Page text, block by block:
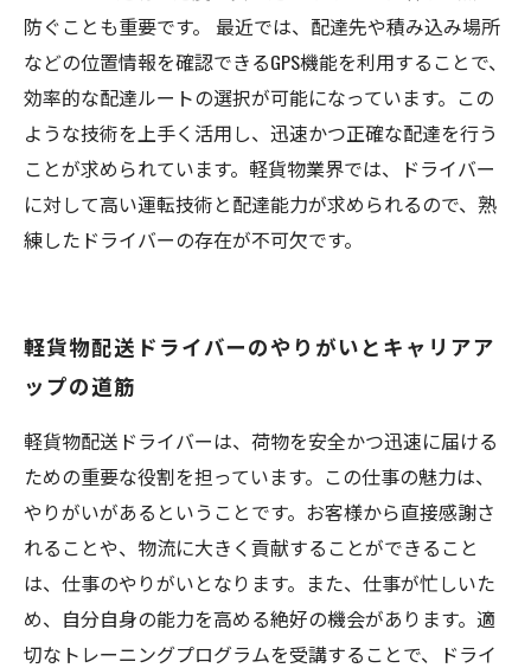
防ぐことも重要です。 最近では、配達先や積み込み場所
などの位置情報を確認できるGPS機能を利用することで、
効率的な配達ルートの選択が可能になっています。この
ような技術を上手く活用し、迅速かつ正確な配達を行う
ことが求められています。軽貨物業界では、ドライバー
に対して高い運転技術と配達能力が求められるので、熟
練したドライバーの存在が不可欠です。
軽貨物配送ドライバーのやりがいとキャリアア
ップの道筋
軽貨物配送ドライバーは、荷物を安全かつ迅速に届ける
ための重要な役割を担っています。この仕事の魅力は、
やりがいがあるということです。お客様から直接感謝さ
れることや、物流に大きく貢献することができること
は、仕事のやりがいとなります。また、仕事が忙しいた
め、自分自身の能力を高める絶好の機会があります。適
切なトレーニングプログラムを受講することで、ドライ